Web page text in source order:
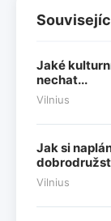
Jaké
nechat...
Vilnius
Jak si
Vilnius